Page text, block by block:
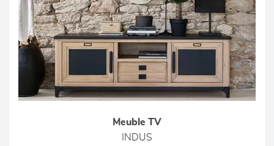
Meuble TV
INDUS